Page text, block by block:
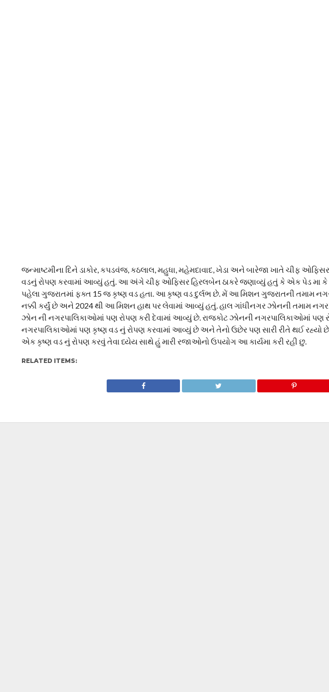
જન્માષ્ટમીના દિને ડાકોર, કપડવંજ, કઠલાલ, મહુધા, મહેમદાવાદ, ખેડા અને બારેજા ખાતે ચીફ
વડનું રોપણ કરવામાં આવ્યું હતું. આ અંગે ચીફ ઓફિસર હિરલબેન ઠાકરે જણાવ્યું હતું કે એક પેડ મા
પહેલા ગુજરાતમાં ફક્ત 15 જ કૃષ્ણ વડ હતા. આ કૃષ્ણ વડ દુર્લભ છે. મેં આ મિશન ગુજરાતની તમામ
નક્કી કર્યું છે અને 2024 થી આ મિશન હાથ પર લેવામાં આવ્યું હતું. હાલ ગાંધીનગર ઝોનની તમામ
ઝોન ની નગરપાલિકાઓમાં પણ રોપણ કરી દેવામાં આવ્યું છે. રાજકોટ ઝોનની નગરપાલિકાઓમાં પણ
નગરપાલિકાઓમાં પણ કૃષ્ણ વડ નું રોપણ કરવામાં આવ્યું છે અને તેનો ઉછેર પણ સારી રીતે થઈ રહ્યો
એક કૃષ્ણ વડ નું રોપણ કરવું તેવા ધ્યેય સાથે હું મારી રજાઓનો ઉપયોગ આ કાર્યમા કરી રહી છુ.
RELATED ITEMS: